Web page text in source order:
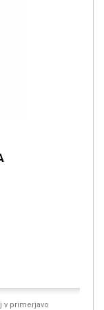
v primerjavo